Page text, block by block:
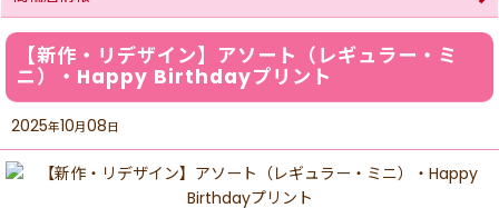
【新作・リデザイン】アソート（レギュラー・ミ
ニ）・Happy Birthdayプリント
2025年10月08日